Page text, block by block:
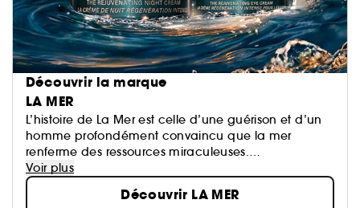
Découvrir la marque
LA MER
L’histoire de La Mer est celle d’une guérison et d’un
homme profondément convaincu que la mer
renferme des ressources miraculeuses.
Le Dr Max Huber, physicien, subit lors de l’une de ses
expériences des brûlures au visage et décide de
trouver un remède...
Voir plus
Découvrir LA MER